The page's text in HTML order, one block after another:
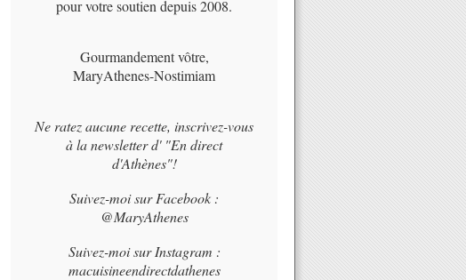
pour votre soutien depuis 2008.
Gourmandement vôtre,
MaryAthenes-Nostimiam
Ne ratez aucune recette, inscrivez-vous
à la newsletter d' "En direct
d'Athènes"!
Suivez-moi sur Facebook :
@MaryAthenes
Suivez-moi sur Instagram :
macuisineendirectdathenes